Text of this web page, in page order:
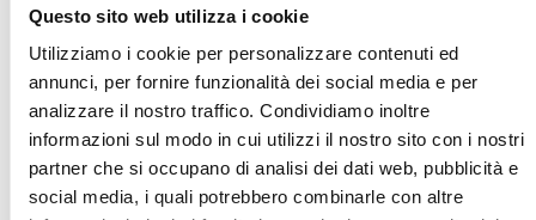
Questo sito web utilizza i cookie
Utilizziamo i cookie per personalizzare contenuti ed
annunci, per fornire funzionalità dei social media e per
analizzare il nostro traffico. Condividiamo inoltre
informazioni sul modo in cui utilizzi il nostro sito con i nostri
partner che si occupano di analisi dei dati web, pubblicità e
social media, i quali potrebbero combinarle con altre
BANCARIA N. 11/2014
MOSTRA